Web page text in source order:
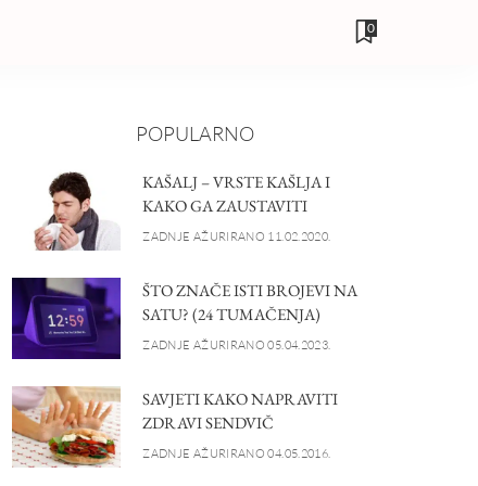
0
POPULARNO
KAŠALJ – VRSTE KAŠLJA I
KAKO GA ZAUSTAVITI
ZADNJE AŽURIRANO 11.02.2020.
ŠTO ZNAČE ISTI BROJEVI NA
SATU? (24 TUMAČENJA)
ZADNJE AŽURIRANO 05.04.2023.
SAVJETI KAKO NAPRAVITI
ZDRAVI SENDVIČ
ZADNJE AŽURIRANO 04.05.2016.